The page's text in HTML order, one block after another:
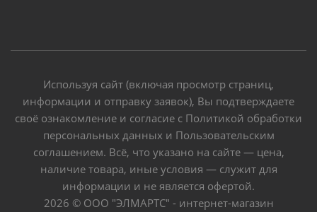
Используя сайт (включая просмотр страниц,
информации и отправку заявок), Вы подтверждаете
своё ознакомление и согласие с Политикой обработки
персональных данных и Пользовательским
соглашением. Всё, что указано на сайте — цена,
наличие товара, иные условия — служит для
информации и не является офертой.
2026 © ООО "ЭЛМАРТС" - интернет-магазин